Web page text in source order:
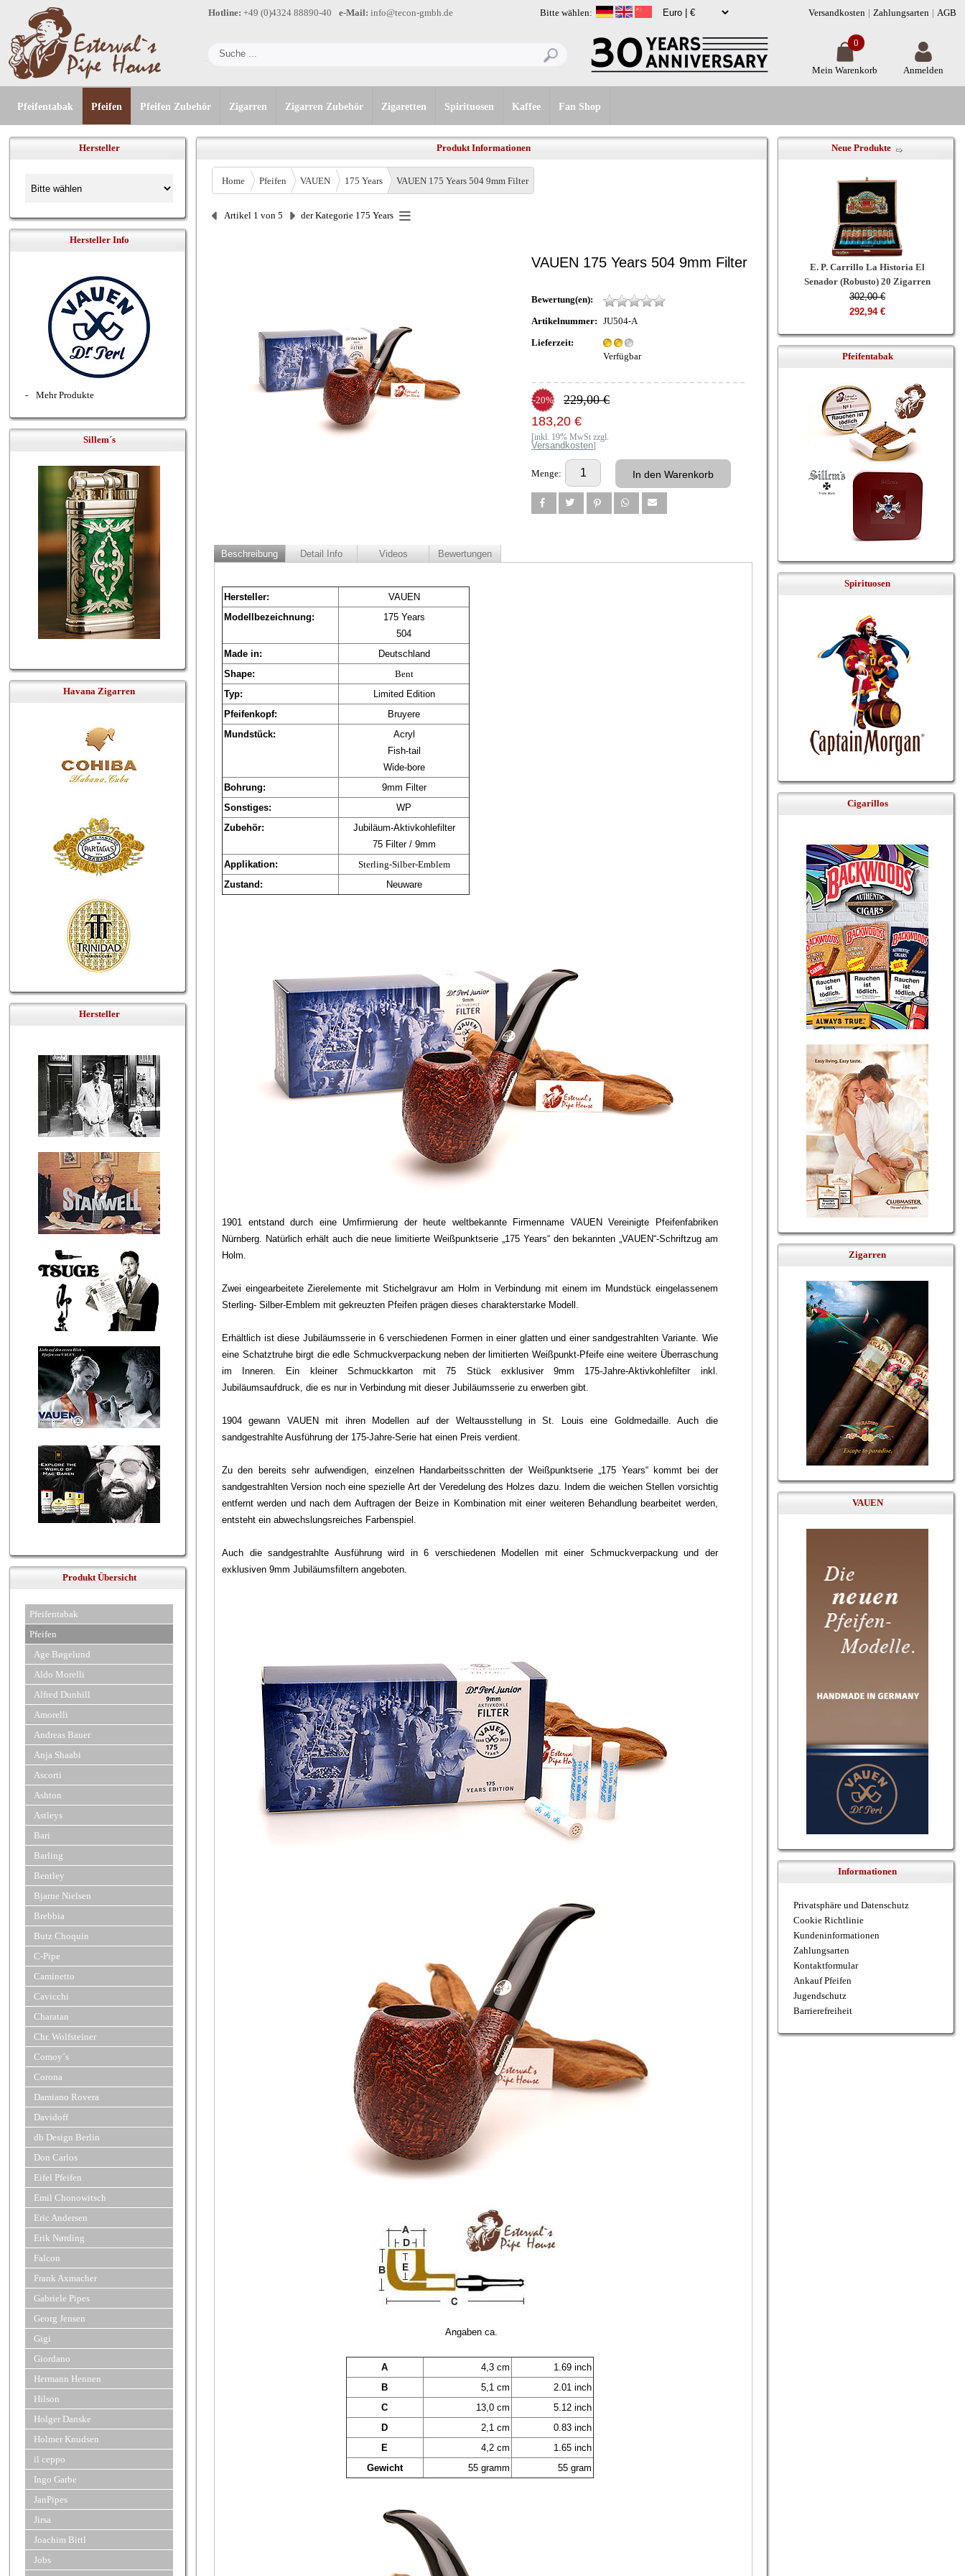
Bitte wählen:
Hotline: +49 (0)4324 88890-40 e-Mail: info@tecon-gmbh.de Versandkosten Zahlungsarten AGB
Anmelden
Mein Warenkorb
0
Pfeifentabak Pfeifen Pfeifen Zubehör Zigarren Zigarren Zubehör Zigaretten Spirituosen Kaffee Fan Shop
Hersteller
Hersteller Info
- Mehr Produkte
Sillem´s
Havana Zigarren
Hersteller
Produkt Übersicht
Pfeifentabak
Pfeifen
Age Bøgelund
Aldo Morelli
Alfred Dunhill
Amorelli
Andreas Bauer
Anja Shaabi
Ascorti
Ashton
Astleys
Bari
Barling
Bentley
Bjarne Nielsen
Brebbia
Butz Choquin
C-Pipe
Caminetto
Cavicchi
Charatan
Chr. Wolfsteiner
Comoy´s
Corona
Damiano Rovera
Davidoff
db Design Berlin
Don Carlos
Eifel Pfeifen
Emil Chonowitsch
Eric Andersen
Erik Nørding
Falcon
Frank Axmacher
Gabriele Pipes
Georg Jensen
Gigi
Giordano
Hermann Hennen
Hilson
Holger Danske
Holmer Knudsen
il ceppo
Ingo Garbe
JanPipes
Jirsa
Joachim Bittl
Jobs
Produkt Informationen
Home Pfeifen VAUEN 175 Years VAUEN 175 Years 504 9mm Filter
Artikel 1 von 5 der Kategorie 175 Years
VAUEN 175 Years 504 9mm Filter
Bewertung(en):
Artikelnummer: JU504-A
Lieferzeit:
Verfügbar
229,00 €
-20%
183,20 €
[inkl. 19% MwSt zzgl.
Versandkosten]
Menge:
Beschreibung Detail Info Videos Bewertungen
Hersteller:
VAUEN
Modellbezeichnung:
175 Years
504
Made in:
Deutschland
Shape:
Bent
Typ:
Limited Edition
Pfeifenkopf:
Bruyere
Mundstück:
Acryl
Fish-tail
Wide-bore
Bohrung:
9mm Filter
Sonstiges:
WP
Zubehör:
Jubiläum-Aktivkohlefilter
75 Filter / 9mm
Applikation:
Sterling-Silber-Emblem
Zustand:
Neuware
1901 entstand durch eine Umfirmierung der heute weltbekannte Firmenname VAUEN Vereinigte Pfeifenfabriken
Nürnberg. Natürlich erhält auch die neue limitierte Weißpunktserie „175 Years“ den bekannten „VAUEN“-Schriftzug am
Holm.
Zwei eingearbeitete Zierelemente mit Stichelgravur am Holm in Verbindung mit einem im Mundstück eingelassenem
Sterling- Silber-Emblem mit gekreuzten Pfeifen prägen dieses charakterstarke Modell.
Erhältlich ist diese Jubiläumsserie in 6 verschiedenen Formen in einer glatten und einer sandgestrahlten Variante. Wie
eine Schatztruhe birgt die edle Schmuckverpackung neben der limitierten Weißpunkt-Pfeife eine weitere Überraschung
im Inneren. Ein kleiner Schmuckkarton mit 75 Stück exklusiver 9mm 175-Jahre-Aktivkohlefilter inkl.
Jubiläumsaufdruck, die es nur in Verbindung mit dieser Jubiläumsserie zu erwerben gibt.
1904 gewann VAUEN mit ihren Modellen auf der Weltausstellung in St. Louis eine Goldmedaille. Auch die
sandgestrahlte Ausführung der 175-Jahre-Serie hat einen Preis verdient.
Zu den bereits sehr aufwendigen, einzelnen Handarbeitsschritten der Weißpunktserie „175 Years“ kommt bei der
sandgestrahlten Version noch eine spezielle Art der Veredelung des Holzes dazu. Indem die weichen Stellen vorsichtig
entfernt werden und nach dem Auftragen der Beize in Kombination mit einer weiteren Behandlung bearbeitet werden,
entsteht ein abwechslungsreiches Farbenspiel.
Auch die sandgestrahlte Ausführung wird in 6 verschiedenen Modellen mit einer Schmuckverpackung und der
exklusiven 9mm Jubiläumsfiltern angeboten.
Angaben ca.
A 4,3 cm
1.69 inch
B
5,1 cm
2.01 inch
C
13,0 cm
5.12 inch
D
2,1 cm
0.83 inch
E
4,2 cm
1.65 inch
Gewicht
55 gramm 55 gram
Neue Produkte
E. P. Carrillo La Historia El
Senador (Robusto) 20 Zigarren
302,00 €
292,94 €
Pfeifentabak
Spirituosen
Cigarillos
Zigarren
VAUEN
Informationen
Privatsphäre und Datenschutz
Cookie Richtlinie
Kundeninformationen
Zahlungsarten
Kontaktformular
Ankauf Pfeifen
Jugendschutz
Barrierefreiheit